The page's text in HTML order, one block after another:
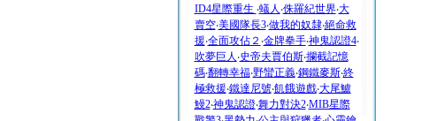
ID4星際重生 ‧蟻人 ‧侏羅紀世界‧大
賣空‧美國隊長3‧做我的奴隸‧絕命救
援‧全面攻佔２ ‧金牌拳手‧神鬼認證4‧
吹夢巨人 ‧史帝夫賈伯斯‧攔截記憶
碼‧翻轉幸福‧野蠻正義‧鋼鐵麥斯‧終
極救援‧鐵達尼號‧飢餓遊戲‧大尾鱸
鰻2‧神鬼認證‧舞力對決2‧MIB星際